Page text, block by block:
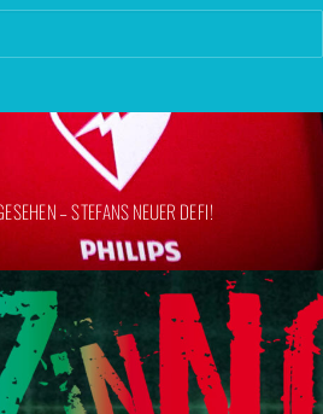
– STEFANS NEUER DEFI!